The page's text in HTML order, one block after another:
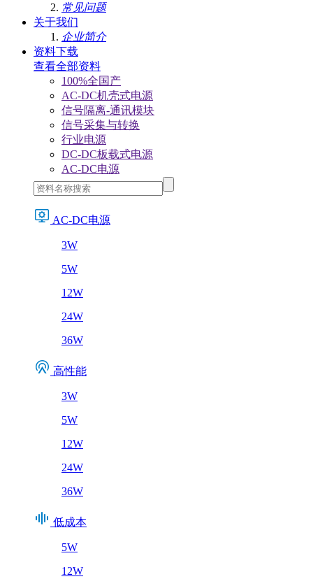
常见问题
关于我们
企业简介
资料下载
查看全部资料
100%全国产
AC-DC机壳式电源
信号隔离-通讯模块
信号采集与转换
行业电源
DC-DC板载式电源
AC-DC电源
AC-DC电源
3W
5W
12W
24W
36W
高性能
3W
5W
12W
24W
36W
低成本
5W
12W